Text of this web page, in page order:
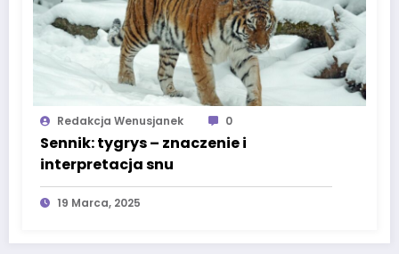
Redakcja Wenusjanek 0
Sennik: tygrys – znaczenie i
interpretacja snu
19 Marca, 2025